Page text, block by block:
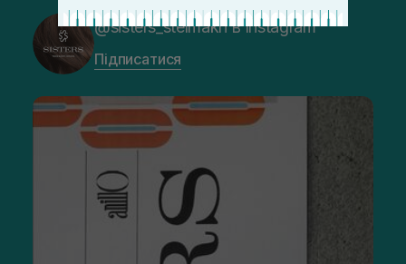
@sisters_stelmakh в Instagram
Підписатися